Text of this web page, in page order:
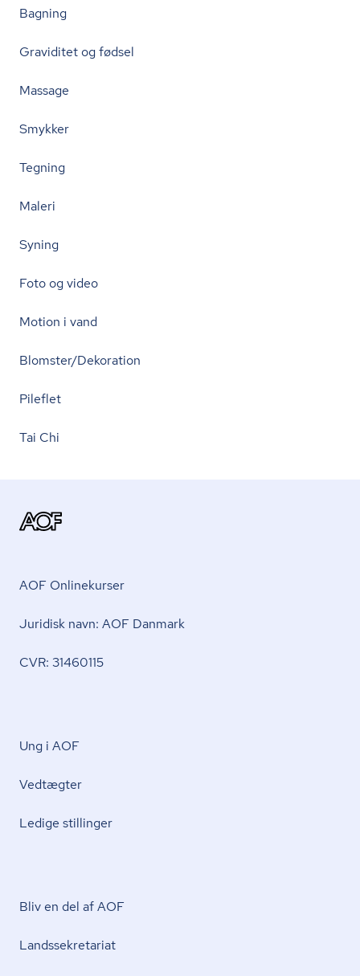
Bagning
Graviditet og fødsel
Massage
Smykker
Tegning
Maleri
Syning
Foto og video
Motion i vand
Blomster/Dekoration
Pileflet
Tai Chi
AOF Onlinekurser
Juridisk navn: AOF Danmark
CVR: 31460115
Ung i AOF
Vedtægter
Ledige stillinger
Bliv en del af AOF
Lands­se­kre­ta­ri­at